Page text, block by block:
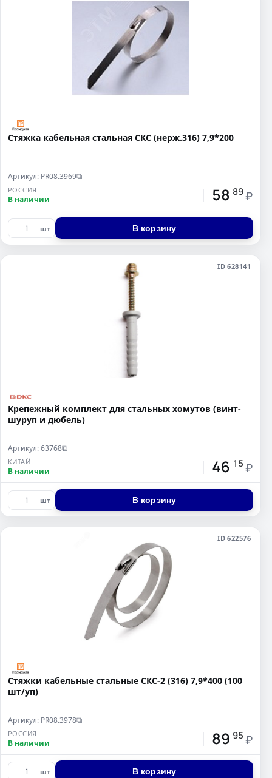
Стяжка кабельная стальная СКС (нерж.316) 7,9*200
Артикул: PR08.3969⧉
РОССИЯ
В наличии 58 89 ₽
шт В корзину
ID 628141
Крепежный комплект для стальных хомутов (винт-
шуруп и дюбель)
Артикул: 63768⧉
КИТАЙ
В наличии 46 15 ₽
шт В корзину
ID 622576
Стяжки кабельные стальные СКС-2 (316) 7,9*400 (100
шт/уп)
Артикул: PR08.3978⧉
РОССИЯ
В наличии 89 95 ₽
шт В корзину